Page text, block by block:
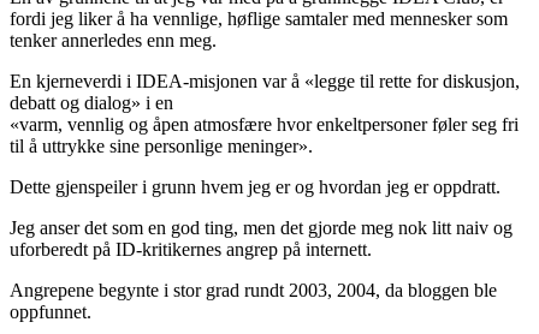
fordi jeg liker å ha vennlige, høflige samtaler med mennesker som
tenker annerledes enn meg.
En kjerneverdi i IDEA-misjonen var å «legge til rette for diskusjon,
debatt og dialog» i en
«varm, vennlig og åpen atmosfære hvor enkeltpersoner føler seg fri
til å uttrykke sine personlige meninger».
Dette gjenspeiler i grunn hvem jeg er og hvordan jeg er oppdratt.
Jeg anser det som en god ting, men det gjorde meg nok litt naiv og
uforberedt på ID-kritikernes angrep på internett.
Angrepene begynte i stor grad rundt 2003, 2004, da bloggen ble
oppfunnet.